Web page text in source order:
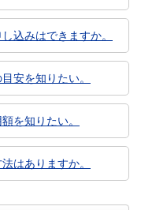
込みはできますか。
安を知りたい。
を知りたい。
はありますか。